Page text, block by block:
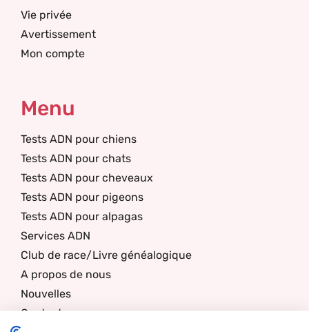
Vie privée
Avertissement
Mon compte
Menu
Tests ADN pour chiens
Tests ADN pour chats
Tests ADN pour cheveaux
Tests ADN pour pigeons
Tests ADN pour alpagas
Services ADN
Club de race/Livre généalogique
A propos de nous
Nouvelles
Contact